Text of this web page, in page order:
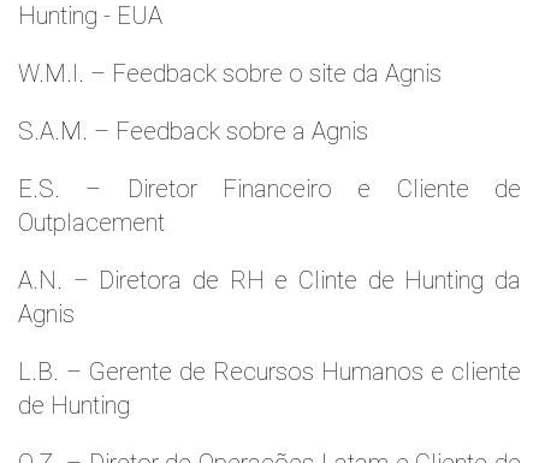
Hunting - EUA
W.M.l. – Feedback sobre o site da Agnis
S.A.M. – Feedback sobre a Agnis
E.S. – Diretor Financeiro e Cliente de
Outplacement
A.N. – Diretora de RH e Clinte de Hunting da
Agnis
L.B. – Gerente de Recursos Humanos e cliente
de Hunting